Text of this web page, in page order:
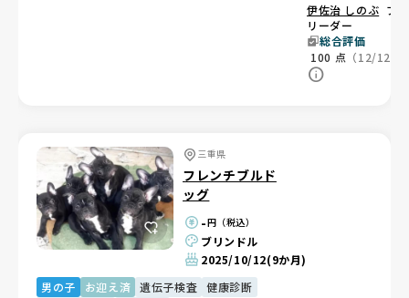
伊佐治 しのぶ ブ
リーダー
総合評価
100 点 （12/12）
三重県
フレンチブルド
ッグ
-円（税込）
ブリンドル
2025/10/12(9か月)
男の子
お迎え済 遺伝子検査
健康診断